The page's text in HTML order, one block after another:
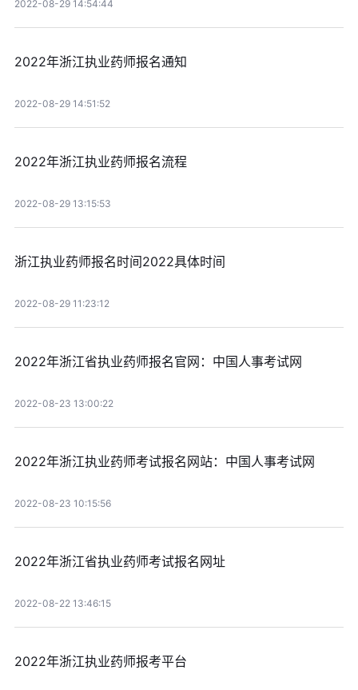
2022-08-29 14:54:44
2022年浙江执业药师报名通知
2022-08-29 14:51:52
2022年浙江执业药师报名流程
2022-08-29 13:15:53
浙江执业药师报名时间2022具体时间
2022-08-29 11:23:12
2022年浙江省执业药师报名官网：中国人事考试网
2022-08-23 13:00:22
2022年浙江执业药师考试报名网站：中国人事考试网
2022-08-23 10:15:56
2022年浙江省执业药师考试报名网址
2022-08-22 13:46:15
2022年浙江执业药师报考平台